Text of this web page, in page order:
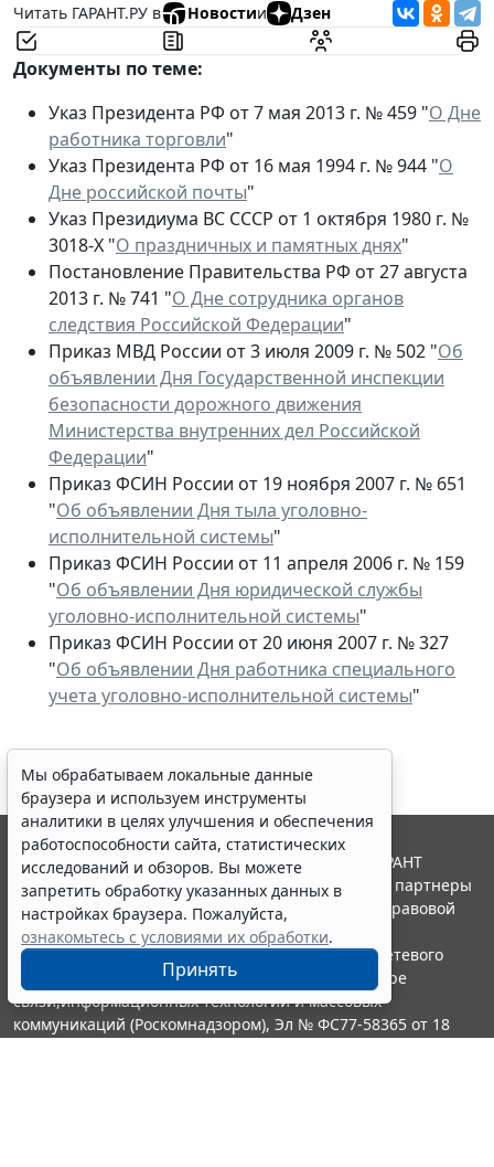
Читать ГАРАНТ.РУ в
Новостии Дзен
Документы по теме:
Указ Президента РФ от 7 мая 2013 г. № 459 "О Дне
работника торговли"
Указ Президента РФ от 16 мая 1994 г. № 944 "О
Дне российской почты"
Указ Президиума ВС СССР от 1 октября 1980 г. №
3018-Х "О праздничных и памятных днях"
Постановление Правительства РФ от 27 августа
2013 г. № 741 "О Дне сотрудника органов
следствия Российской Федерации"
Приказ МВД России от 3 июля 2009 г. № 502 "Об
объявлении Дня Государственной инспекции
безопасности дорожного движения
Министерства внутренних дел Российской
Федерации"
Приказ ФСИН России от 19 ноября 2007 г. № 651
"Об объявлении Дня тыла уголовно-
исполнительной системы"
Приказ ФСИН России от 11 апреля 2006 г. № 159
"Об объявлении Дня юридической службы
уголовно-исполнительной системы"
Приказ ФСИН России от 20 июня 2007 г. № 327
"Об объявлении Дня работника специального
учета уголовно-исполнительной системы"
Мы обрабатываем локальные данные
браузера и используем инструменты
аналитики в целях улучшения и обеспечения
работоспособности сайта, статистических
исследований и обзоров. Вы можете
запретить обработку указанных данных в
настройках браузера. Пожалуйста,
ознакомьтесь с условиями их обработки.
Принять
© ООО "НПП "ГАРАНТ-СЕРВИС", 2026. Система ГАРАНТ
выпускается с 1990 года. Компания "Гарант" и ее партнеры
являются участниками Российской ассоциации правовой
информации ГАРАНТ.
Портал ГАРАНТ.РУ зарегистрирован в качестве сетевого
издания Федеральной службой по надзору в сфере
связи,информационных технологий и массовых
коммуникаций (Роскомнадзором), Эл № ФС77-58365 от 18